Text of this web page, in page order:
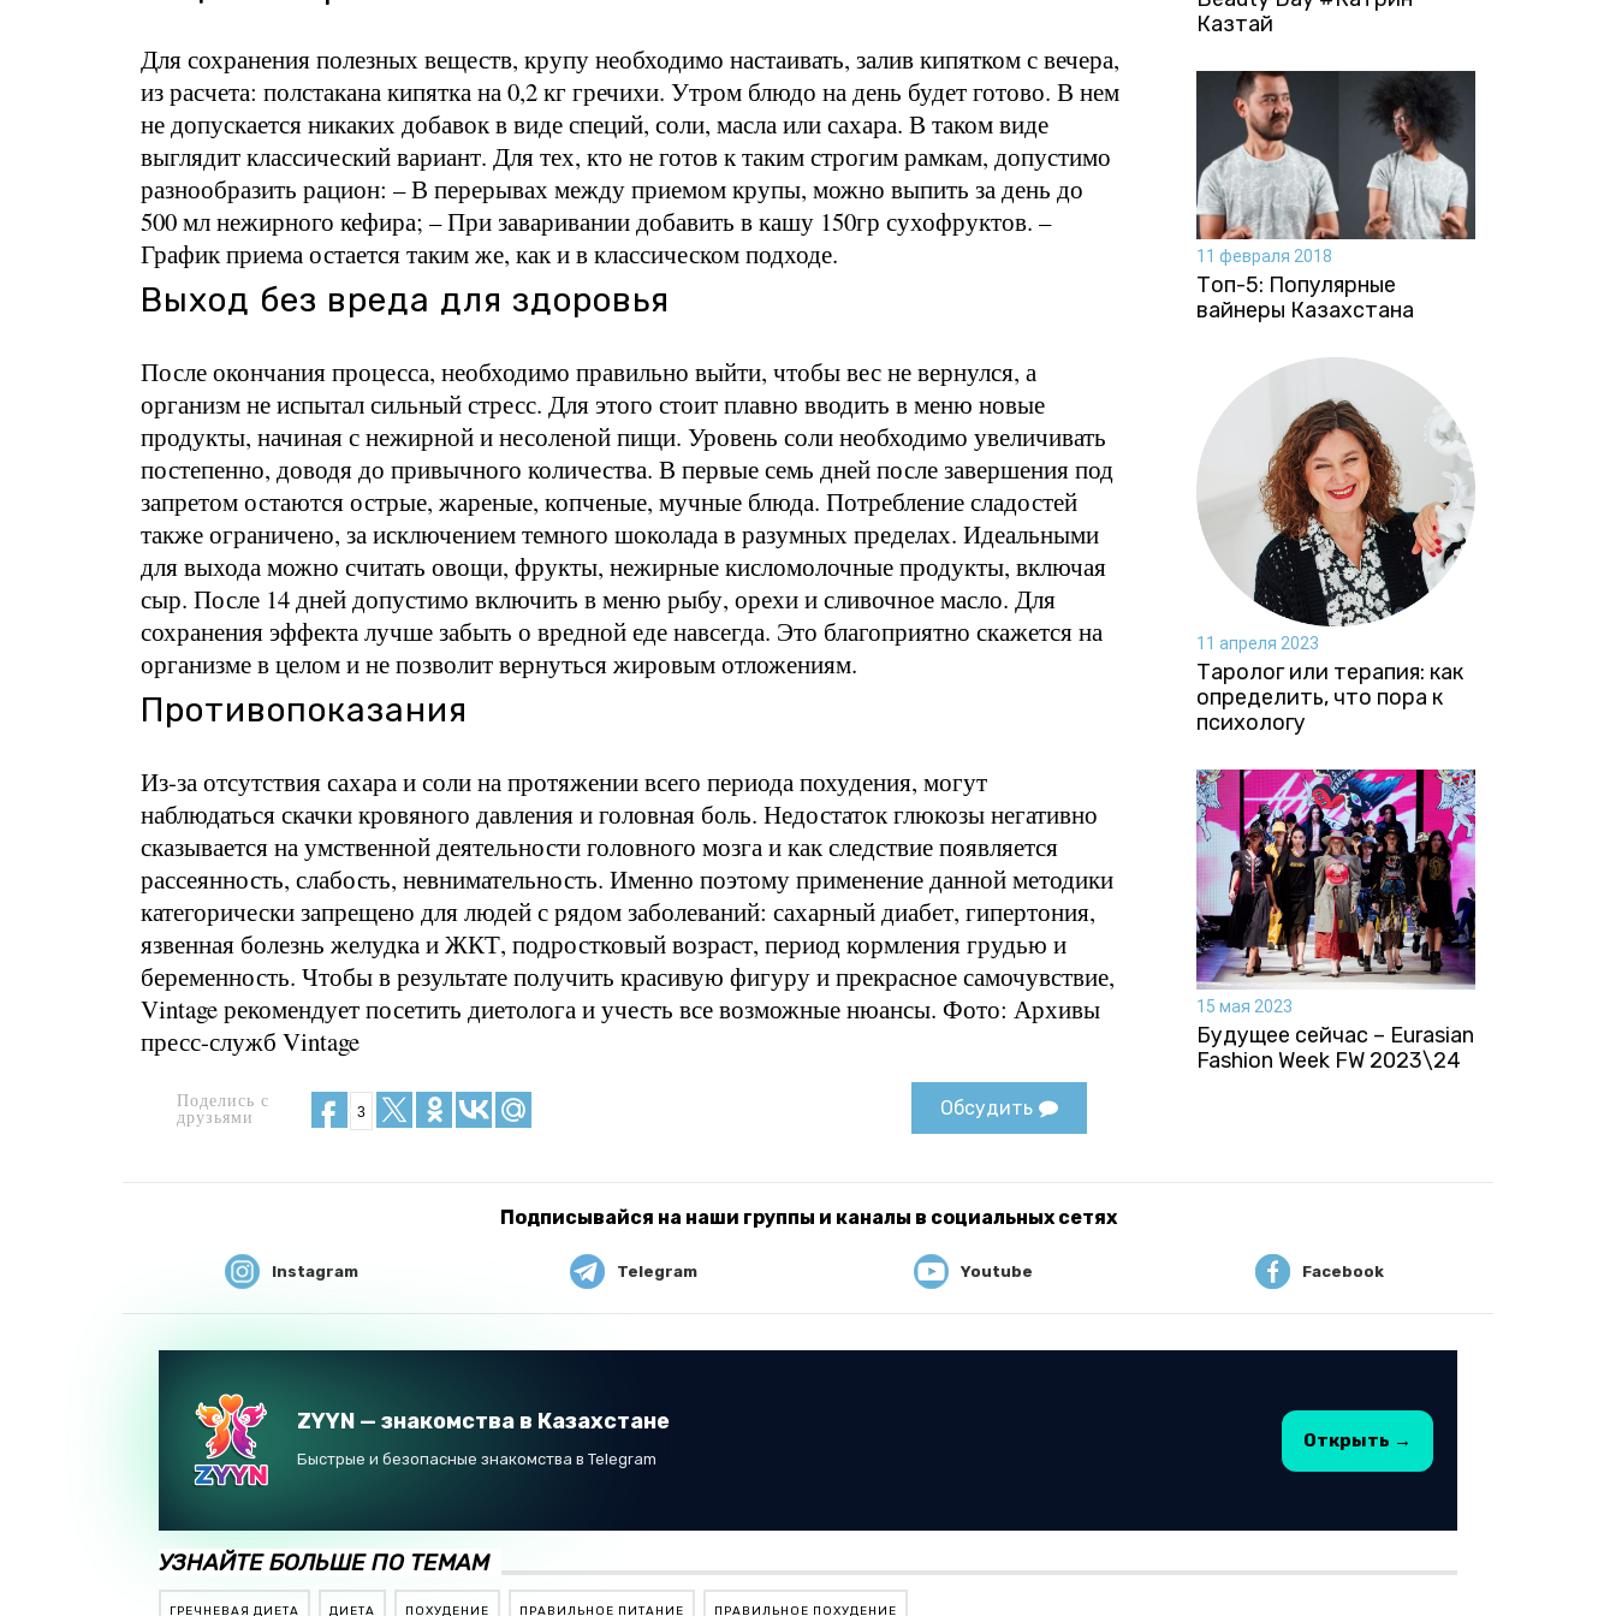
Для сохранения полезных веществ, крупу необходимо настаивать, залив кипятком с вечера,
из расчета: полстакана кипятка на 0,2 кг гречихи. Утром блюдо на день будет готово. В нем
не допускается никаких добавок в виде специй, соли, масла или сахара. В таком виде
выглядит классический вариант. Для тех, кто не готов к таким строгим рамкам, допустимо
разнообразить рацион: – В перерывах между приемом крупы, можно выпить за день до
500 мл нежирного кефира; – При заваривании добавить в кашу 150гр сухофруктов. –
График приема остается таким же, как и в классическом подходе.
Выход без вреда для здоровья
После окончания процесса, необходимо правильно выйти, чтобы вес не вернулся, а
организм не испытал сильный стресс. Для этого стоит плавно вводить в меню новые
продукты, начиная с нежирной и несоленой пищи. Уровень соли необходимо увеличивать
постепенно, доводя до привычного количества. В первые семь дней после завершения под
запретом остаются острые, жареные, копченые, мучные блюда. Потребление сладостей
также ограничено, за исключением темного шоколада в разумных пределах. Идеальными
для выхода можно считать овощи, фрукты, нежирные кисломолочные продукты, включая
сыр. После 14 дней допустимо включить в меню рыбу, орехи и сливочное масло. Для
сохранения эффекта лучше забыть о вредной еде навсегда. Это благоприятно скажется на
организме в целом и не позволит вернуться жировым отложениям.
Противопоказания
Из-за отсутствия сахара и соли на протяжении всего периода похудения, могут
наблюдаться скачки кровяного давления и головная боль. Недостаток глюкозы негативно
сказывается на умственной деятельности головного мозга и как следствие появляется
рассеянность, слабость, невнимательность. Именно поэтому применение данной методики
категорически запрещено для людей с рядом заболеваний: сахарный диабет, гипертония,
язвенная болезнь желудка и ЖКТ, подростковый возраст, период кормления грудью и
беременность. Чтобы в результате получить красивую фигуру и прекрасное самочувствие,
Vintage рекомендует посетить диетолога и учесть все возможные нюансы. Фото: Архивы
пресс-служб Vintage
Поделись с
друзьями
3 Обсудить
Казтай
11 февраля 2018
Топ-5: Популярные
вайнеры Казахстана
11 апреля 2023
Таролог или терапия: как
определить, что пора к
психологу
15 мая 2023
Будущее сейчас – Eurasian
Fashion Week FW 2023\24
Подписывайся на наши группы и каналы в социальных сетях
Instagram Telegram Youtube Facebook
ZYYN — знакомства в Казахстане
Быстрые и безопасные знакомства в Telegram
Открыть →
УЗНАЙТЕ БОЛЬШЕ ПО ТЕМАМ
ГРЕЧНЕВАЯ ДИЕТА ДИЕТА ПОХУДЕНИЕ ПРАВИЛЬНОЕ ПИТАНИЕ ПРАВИЛЬНОЕ ПОХУДЕНИЕ